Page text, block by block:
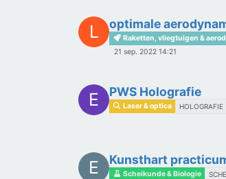
L optimale
Raketten, vliegtuigen &
21 sep. 2022 14:21
E PWS Holografie
Laser & optica HOLOGRAFIE
E Kunsthart
Scheikunde & Biologie